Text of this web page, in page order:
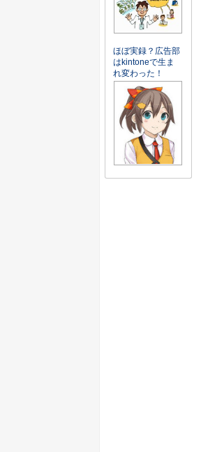
ほぼ実録？広告部
はkintoneで生ま
れ変わった！